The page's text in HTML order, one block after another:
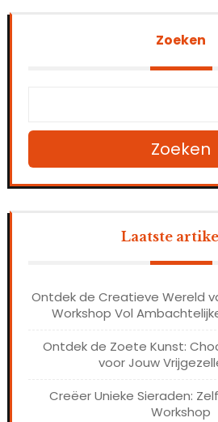
Zoeken
Zoeken
Laatste
Ontdek de Creatieve Wereld
Workshop Vol
Ontdek de Zoete Kunst:
voor Jouw
Creëer Unieke Sieraden:
Workshop